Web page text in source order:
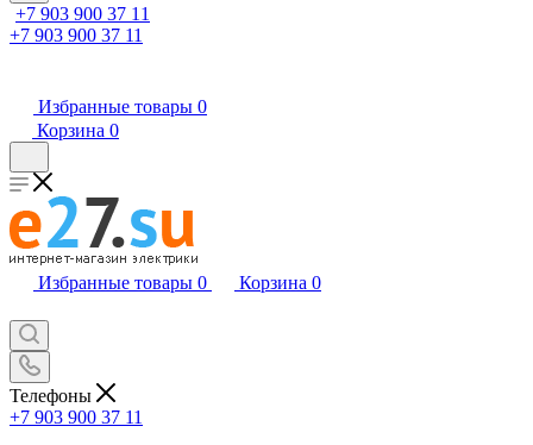
+7 903 900 37 11
+7 903 900 37 11
Избранные товары 0
Корзина 0
Избранные товары 0 Корзина 0
Телефоны
+7 903 900 37 11